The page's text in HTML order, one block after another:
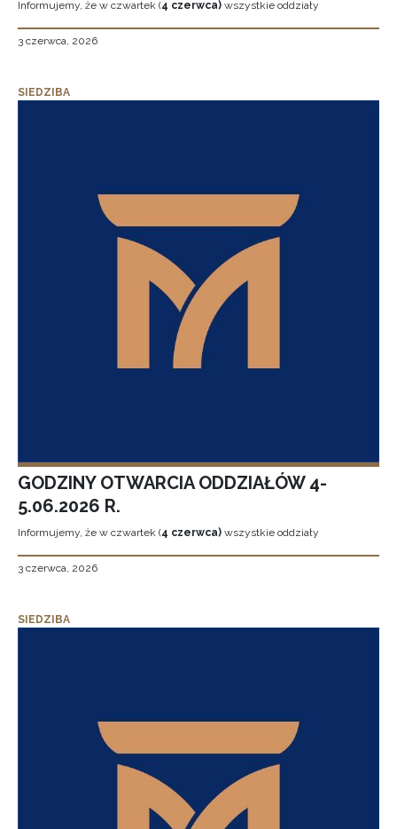
Informujemy, że w czwartek (4 czerwca) wszystkie oddziały
3 czerwca, 2026
SIEDZIBA
GODZINY OTWARCIA ODDZIAŁÓW 4-
5.06.2026 R.
Informujemy, że w czwartek (4 czerwca) wszystkie oddziały
3 czerwca, 2026
SIEDZIBA